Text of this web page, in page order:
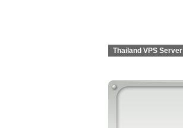
Thailand VPS Server